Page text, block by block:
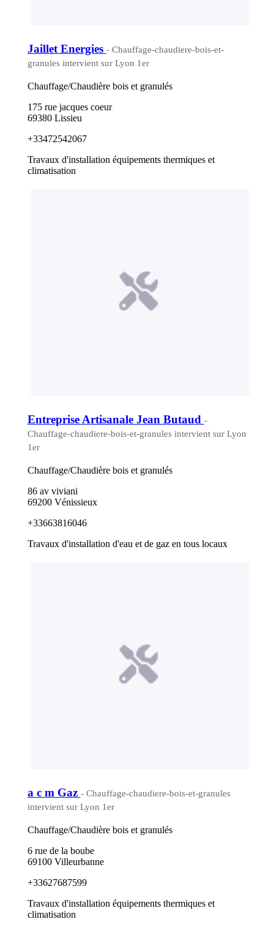
Jaillet Energies - Chauffage-chaudiere-bois-et-
granules intervient sur Lyon 1er
Chauffage/Chaudière bois et granulés
175 rue jacques coeur
69380 Lissieu
+33472542067
Travaux d'installation équipements thermiques et
climatisation
Entreprise Artisanale Jean Butaud -
Chauffage-chaudiere-bois-et-granules intervient sur Lyon
1er
Chauffage/Chaudière bois et granulés
86 av viviani
69200 Vénissieux
+33663816046
Travaux d'installation d'eau et de gaz en tous locaux
a c m Gaz - Chauffage-chaudiere-bois-et-granules
intervient sur Lyon 1er
Chauffage/Chaudière bois et granulés
6 rue de la boube
69100 Villeurbanne
+33627687599
Travaux d'installation équipements thermiques et
climatisation